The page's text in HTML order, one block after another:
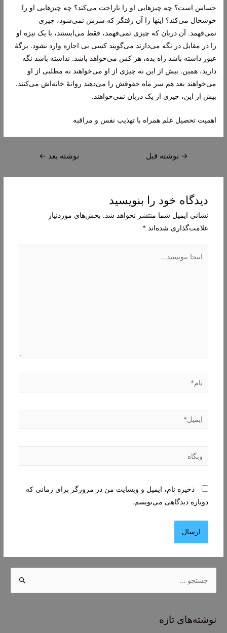
حساس است؟ چه چیزهایی او را ناراحت می‌کند؟ چه چیزهایی او را
خوشحال می‌کند؟ اینها را آن رفتگر که سرش نمی‌شود، چیزی
نمی‌فهمد. آن دربان که چیزی نمی‌فهمد، فقط می‌ایستند، با یک نیزه او
را در مقابل در نگه می‌دارند می‌گویند کسی بی اجازه وارد نشود. برگۀ
عبور داشته باشد راه بده، هر کس می‌خواهد باشد. نداشته باشد نگه
دارید، همین. بیش از این نه چیزی از او می‌خواهند نه مطلبی از او
می‌خواهند بعد هم سر ماه حقوقش را می‌دهند روانۀ خانه‌اش می‌کنند.
بیش از این، چیزی از یک دربان نمی‌خواهند.
اهمیت تحصیل علم همراه با تهذیب نفس و مراقبه
راهبری
→ نوشته قبل نوشته بعد ←
دیدگاه‌ خود را بنویسید
نشانی ایمیل شما منتشر نخواهد شد. بخش‌های موردنیاز
علامت‌گذاری شده‌اند *
بنویسید…
نام*
ایمیل*
وبگاه
ذخیره نام، ایمیل و وبسایت من در مرورگر برای زمانی که
دوباره دیدگاهی می‌نویسم.
نوشته‌های تازه